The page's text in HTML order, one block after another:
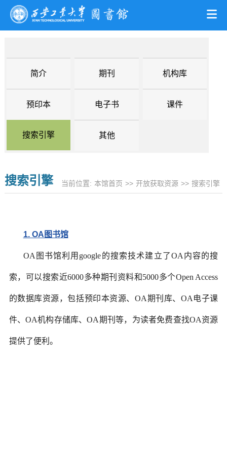
简介 期刊 机构库
预印本 电子书 课件
搜索引擎 其他
搜索引擎 当前位置: 本馆首页 >> 开放获取资源 >> 搜索引擎
1. OA图书馆
OA图书馆利用google的搜索技术建立了OA内容的搜
索，可以搜索近6000多种期刊资料和5000多个Open Access
的数据库资源，包括预印本资源、OA期刊库、OA电子课
件、OA机构存储库、OA期刊等，为读者免费查找OA资源
提供了便利。